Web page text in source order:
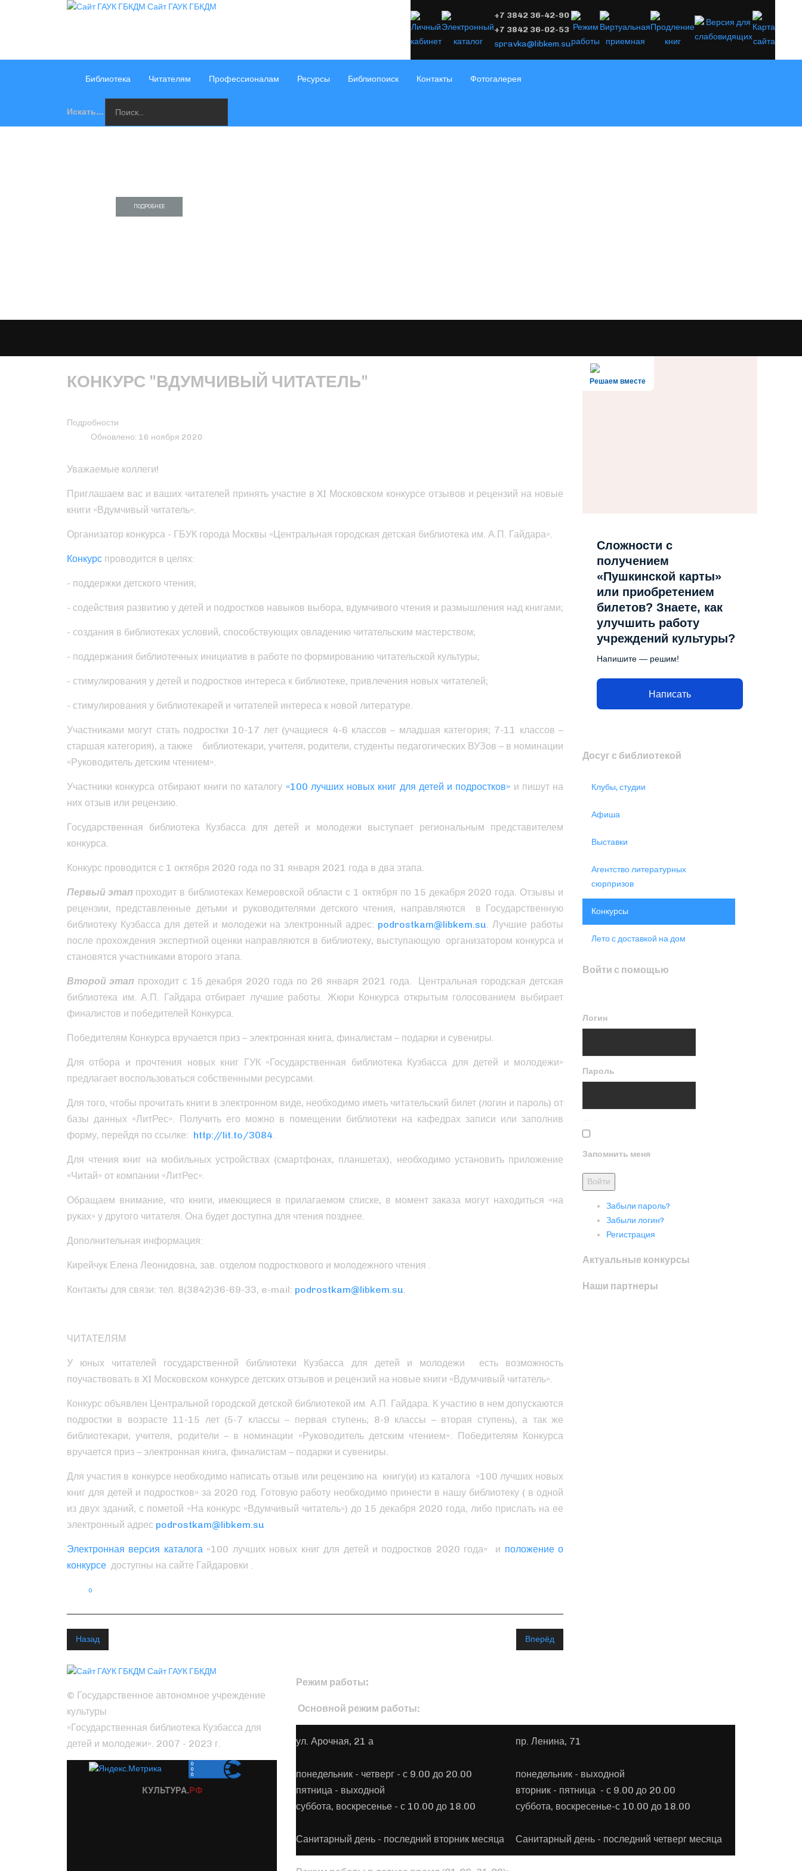
Сайт ГАУК ГБКДМ
+7 3842 36-42-90
+7 3842 36-02-53
spravka@libkem.su
Библиотека Читателям Профессионалам Ресурсы Библиопоиск Контакты Фотогалерея
Искать...
ПОДРОБНЕЕ
КОНКУРС "ВДУМЧИВЫЙ ЧИТАТЕЛЬ"
Подробности
Обновлено: 16 ноября 2020
Уважаемые коллеги!
Приглашаем вас и ваших читателей принять участие в XI Московском конкурсе отзывов и рецензий на новые
книги «Вдумчивый читатель».
Организатор конкурса - ГБУК города Москвы «Центральная городская детская библиотека им. А.П. Гайдара».
Конкурс проводится в целях:
- поддержки детского чтения;
- содействия развитию у детей и подростков навыков выбора, вдумчивого чтения и размышления над книгами;
- создания в библиотеках условий, способствующих овладению читательским мастерством;
- поддержания библиотечных инициатив в работе по формированию читательской культуры;
- стимулирования у детей и подростков интереса к библиотеке, привлечения новых читателей;
- стимулирования у библиотекарей и читателей интереса к новой литературе.
Участниками могут стать подростки 10-17 лет (учащиеся 4-6 классов – младшая категория; 7-11 классов –
старшая категория), а также библиотекари, учителя, родители, студенты педагогических ВУЗов – в номинации
«Руководитель детским чтением».
Участники конкурса отбирают книги по каталогу «100 лучших новых книг для детей и подростков» и пишут на
них отзыв или рецензию.
Государственная библиотека Кузбасса для детей и молодежи выступает региональным представителем
конкурса.
Конкурс проводится с 1 октября 2020 года по 31 января 2021 года в два этапа.
Первый этап проходит в библиотеках Кемеровской области с 1 октября по 15 декабря 2020 года. Отзывы и
рецензии, представленные детьми и руководителями детского чтения, направляются в Государственную
библиотеку Кузбасса для детей и молодежи на электронный адрес: podrostkam@libkem.su . Лучшие работы
после прохождения экспертной оценки направляются в библиотеку, выступающую организатором конкурса и
становятся участниками второго этапа.
Второй этаппроходит с 15 декабря 2020 года по 26 января 2021 года. Центральная городская детская
библиотека им. А.П. Гайдара отбирает лучшие работы. Жюри Конкурса открытым голосованием выбирает
финалистов и победителей Конкурса.
Победителям Конкурса вручается приз – электронная книга, финалистам – подарки и сувениры.
Для отбора и прочтения новых книг ГУК «Государственная библиотека Кузбасса для детей и молодежи»
предлагает воспользоваться собственными ресурсами.
Для того, чтобы прочитать книги в электронном виде, необходимо иметь читательский билет (логин и пароль) от
базы данных «ЛитРес». Получить его можно в помещении библиотеки на кафедрах записи или заполнив
форму, перейдя по ссылке: http://lit.to/3084
Для чтения книг на мобильных устройствах (смартфонах, планшетах), необходимо установить приложение
«Читай» от компании «ЛитРес».
Обращаем внимание, что книги, имеющиеся в прилагаемом списке, в момент заказа могут находиться «на
руках» у другого читателя. Она будет доступна для чтения позднее.
Дополнительная информация:
Кирейчук Елена Леонидовна, зав. отделом подросткового и молодежного чтения .
Контакты для связи: тел. 8(3842)36-69-33, e-mail: podrostkam@libkem.su
ЧИТАТЕЛЯМ
У юных читателей государственной библиотеки Кузбасса для детей и молодежи есть возможность
поучаствовать в XI Московском конкурсе детских отзывов и рецензий на новые книги «Вдумчивый читатель».
Конкурс объявлен Центральной городской детской библиотекой им. А.П. Гайдара. К участию в нем допускаются
подростки в возрасте 11-15 лет (5-7 классы – первая ступень; 8-9 классы – вторая ступень), а так же
библиотекари, учителя, родители – в номинации «Руководитель детским чтением». Победителям Конкурса
вручается приз – электронная книга, финалистам – подарки и сувениры.
Для участия в конкурсе необходимо написать отзыв или рецензию на книгу(и) из каталога «100 лучших новых
книг для детей и подростков» за 2020 год. Готовую работу необходимо принести в нашу библиотеку ( в одной
из двух зданий, с пометой «На конкурс «Вдумчивый читатель») до 15 декабря 2020 года, либо прислать на ее
электронный адрес podrostkam@libkem.su
Электронная версия каталога «100 лучших новых книг для детей и подростков 2020 года» и положение о
конкурсе доступны на сайте Гайдаровки .
0
Назад Вперёд
Решаем вместе
Сложности с
получением
«Пушкинской карты»
или приобретением
билетов? Знаете, как
улучшить работу
учреждений культуры?
Напишите — решим!
Написать
Досуг с библиотекой
Клубы, студии
Афиша
Выставки
Агентство литературных
сюрпризов
Конкурсы
Лето с доставкой на дом
Войти с помощью
Логин
Пароль
Запомнить меня
Забыли пароль?
Забыли логин?
Регистрация
Актуальные конкурсы
Наши партнеры
Режим работы:
Основной режим работы:
ул. Арочная, 21 а пр. Ленина, 71
понедельник - четверг - с 9.00 до 20.00
пятница - выходной
суббота, воскресенье - с 10.00 до 18.00
понедельник - выходной
вторник - пятница - с 9.00 до 20.00
суббота, воскресенье-с 10.00 до 18.00
Санитарный день - последний вторник месяца Санитарный день - последний четверг месяца
Сайт ГАУК ГБКДМ
© Государственное автономное учреждение
культуры
«Государственная библиотека Кузбасса для
детей и молодежи». 2007 - 2023 г.